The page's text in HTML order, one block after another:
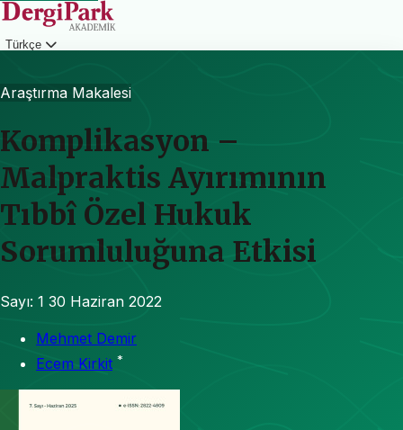
Türkçe
Araştırma Makalesi
Komplikasyon –
Malpraktis Ayırımının
Tıbbî Özel Hukuk
Sorumluluğuna Etkisi
Sayı: 1 30 Haziran 2022
Mehmet Demir
Ecem Kirkit *